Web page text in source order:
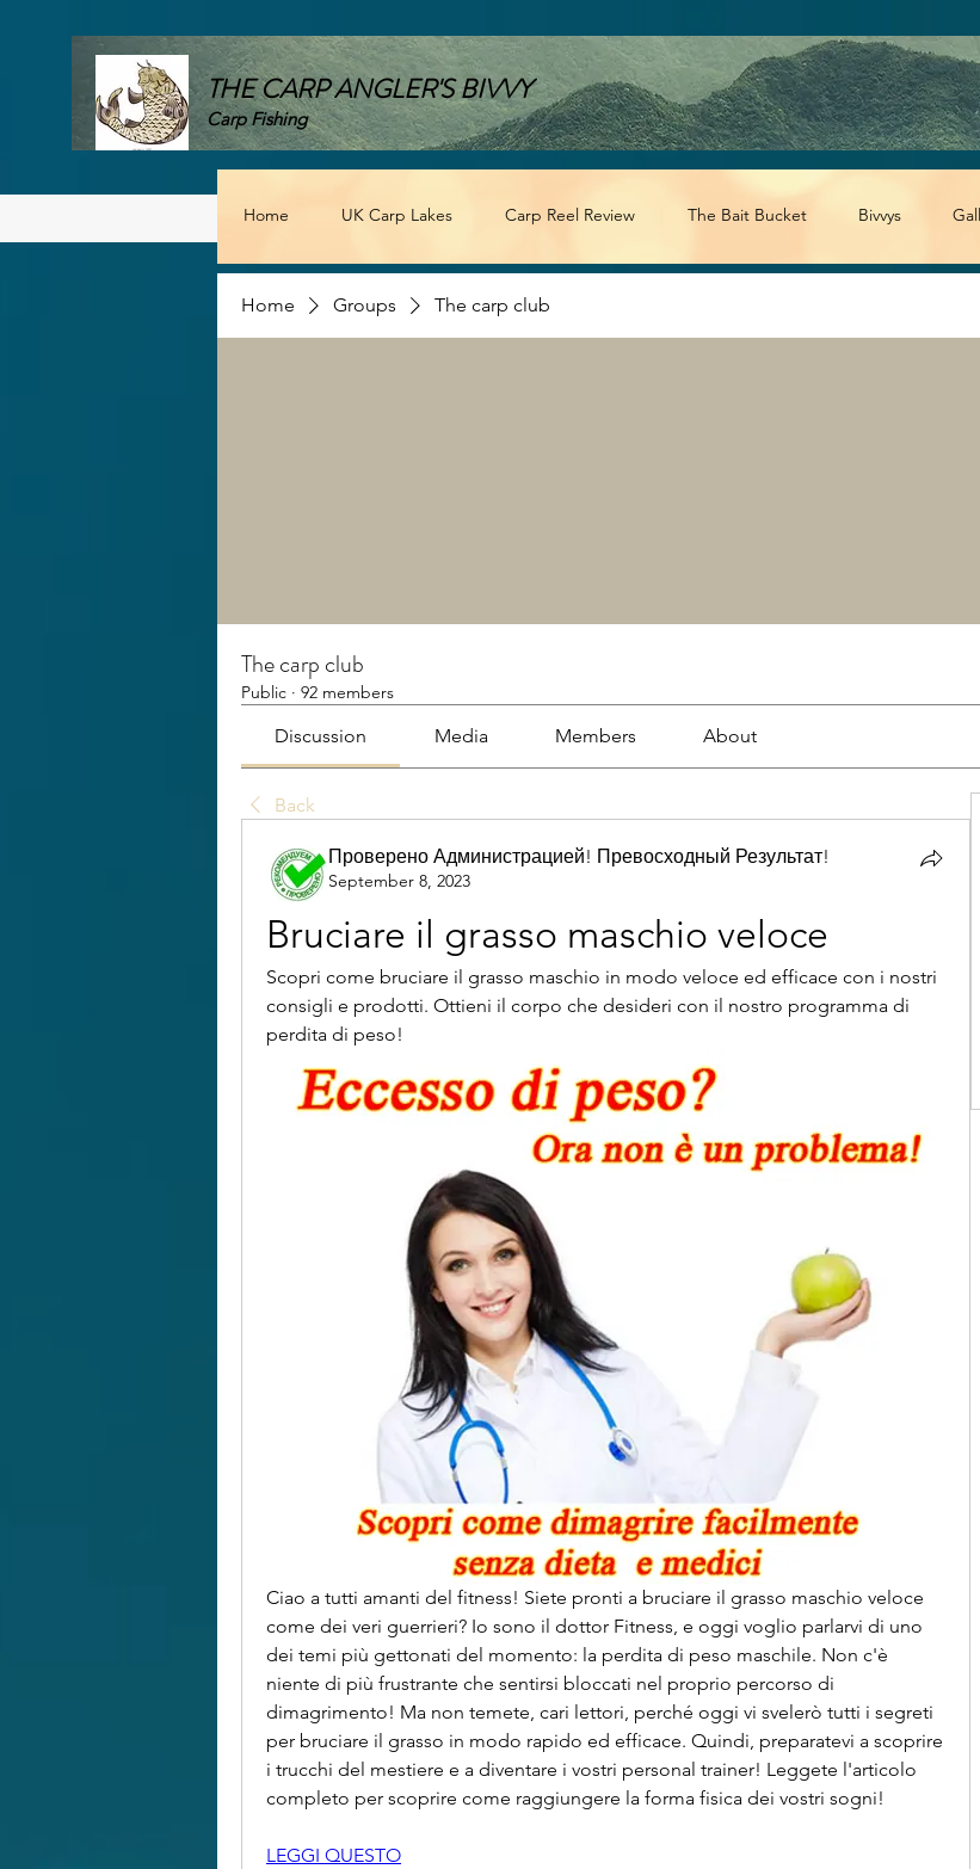
THE CARP ANGLER'S BIVVY
Carp Fishing
Home UK Carp Lakes Carp Reel Review The Bait Bucket Bivvys
Home Groups The carp club
The carp club
Public · 92 members
Discussion Media Members About
Back
Проверено Администрацией! Превосходный Результат!
September 8, 2023
Bruciare il grasso maschio veloce
Scopri come bruciare il grasso maschio in modo veloce ed efficace con i nostri
consigli e prodotti. Ottieni il corpo che desideri con il nostro programma di
perdita di peso!
Ciao a tutti amanti del fitness! Siete pronti a bruciare il grasso maschio veloce
come dei veri guerrieri? Io sono il dottor Fitness, e oggi voglio parlarvi di uno
dei temi più gettonati del momento: la perdita di peso maschile. Non c'è
niente di più frustrante che sentirsi bloccati nel proprio percorso di
dimagrimento! Ma non temete, cari lettori, perché oggi vi svelerò tutti i segreti
per bruciare il grasso in modo rapido ed efficace. Quindi, preparatevi a scoprire
i trucchi del mestiere e a diventare i vostri personal trainer! Leggete l'articolo
completo per scoprire come raggiungere la forma fisica dei vostri sogni!
LEGGI QUESTO